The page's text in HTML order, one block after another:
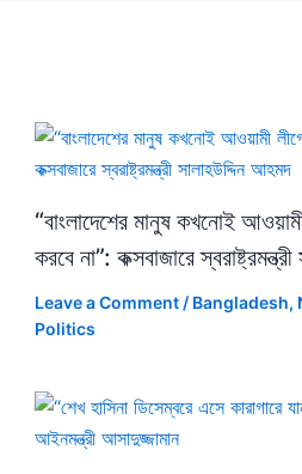
“বাংলাদেশের মানুষ কখনোই
করবে না”: কক্সবাজারে
Leave a Comment / Bangladesh,
Politics